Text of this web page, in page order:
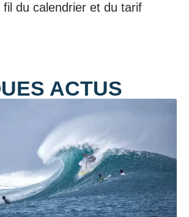
du calendrier et du tarif
ACTUS